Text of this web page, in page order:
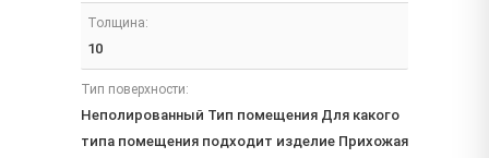
Толщина:
10
Тип поверхности:
Неполированный Тип помещения Для какого
типа помещения подходит изделие Прихожая